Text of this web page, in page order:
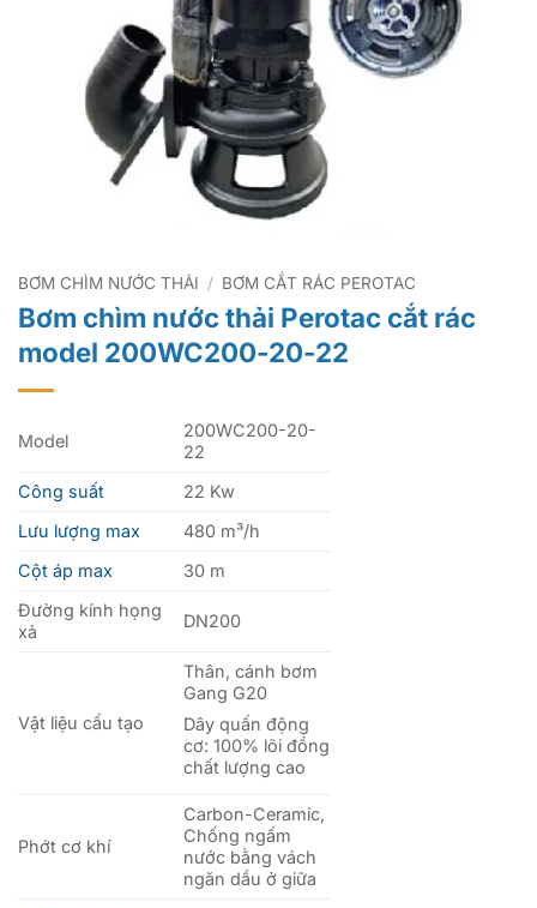
BƠM CHÌM NƯỚC THẢI / BƠM CẮT RÁC PEROTAC
Bơm chìm nước thải Perotac cắt rác
model 200WC200-20-22
Model
200WC200-20-
22
Công suất
22 Kw
Lưu lượng max
480 m³/h
Cột áp max
30 m
Đường kính họng
xả
DN200
Vật liệu cấu tạo
Thân, cánh bơm
Gang G20
Dây quấn động
cơ: 100% lõi đồng
chất lượng cao
Phớt cơ khí
Carbon-Ceramic,
Chống ngấm
nước bằng vách
ngăn dầu ở giữa